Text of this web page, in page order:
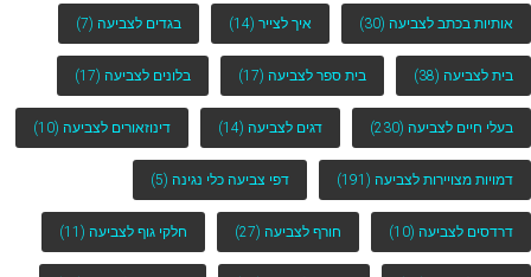
אותיות בכתב לצביעה (30) איך לצייר (14) בגדים לצביעה (7)
בית לצביעה (38) בית ספר לצביעה (17) בלונים לצביעה (17)
בעלי חיים לצביעה (230) דגים לצביעה (14) דינוזאורים לצביעה (10)
דמויות מצויירות לצביעה (191) דפי צביעה כלי נגינה (5)
דרדסים לצביעה (10) חורף לצביעה (27) חלקי גוף לצביעה (11)